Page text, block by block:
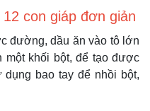
con giáp đơn giản
đường, dầu ăn vào tô lớn
một khối bột, để tạo được
bao tay để nhồi bột,